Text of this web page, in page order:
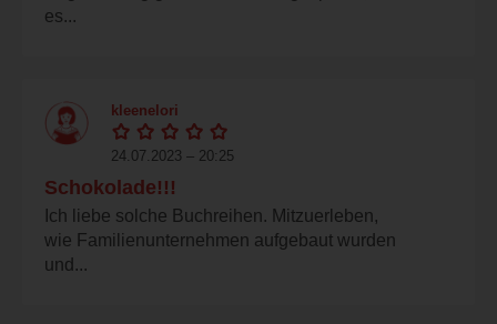
es...
kleenelori
24.07.2023 – 20:25
Schokolade!!!
Ich liebe solche Buchreihen. Mitzuerleben,
wie Familienunternehmen aufgebaut wurden
und...